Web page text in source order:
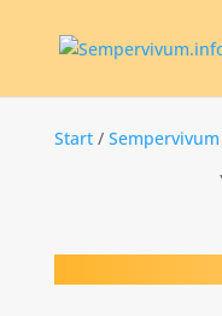
Start/ Sempervivum